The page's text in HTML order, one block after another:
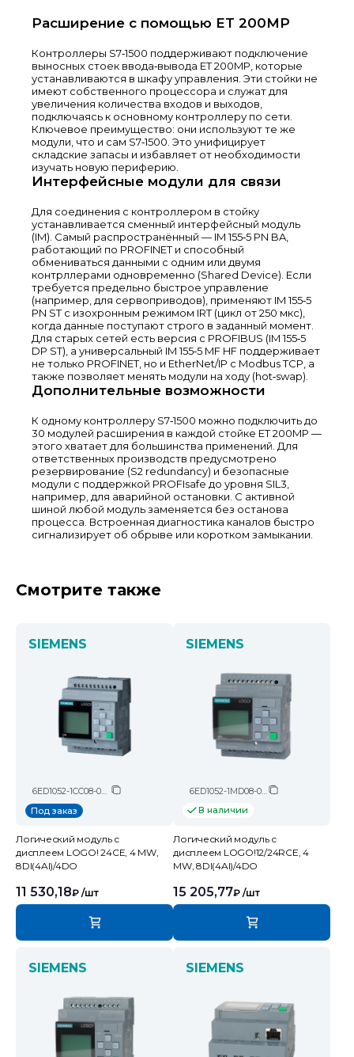
Расширение с помощью ET 200MP
Контроллеры S7‑1500 поддерживают подключение
выносных стоек ввода‑вывода ET 200MP, которые
устанавливаются в шкафу управления. Эти стойки не
имеют собственного процессора и служат для
увеличения количества входов и выходов,
подключаясь к основному контроллеру по сети.
Ключевое преимущество: они используют те же
модули, что и сам S7‑1500. Это унифицирует
складские запасы и избавляет от необходимости
изучать новую периферию.
Интерфейсные модули для связи
Для соединения с контроллером в стойку
устанавливается сменный интерфейсный модуль
(IM). Самый распространённый — IM 155‑5 PN BA,
работающий по PROFINET и способный
обмениваться данными с одним или двумя
контрллерами одновременно (Shared Device). Если
требуется предельно быстрое управление
(например, для сервоприводов), применяют IM 155‑5
PN ST с изохронным режимом IRT (цикл от 250 мкс),
когда данные поступают строго в заданный момент.
Для старых сетей есть версия с PROFIBUS (IM 155‑5
DP ST), а универсальный IM 155‑5 MF HF поддерживает
не только PROFINET, но и EtherNet/IP с Modbus TCP, а
также позволяет менять модули на ходу (hot‑swap).
Дополнительные возможности
К одному контроллеру S7‑1500 можно подключить до
30 модулей расширения в каждой стойке ET 200MP —
этого хватает для большинства применений. Для
ответственных производств предусмотрено
резервирование (S2 redundancy) и безопасные
модули с поддержкой PROFIsafe до уровня SIL3,
например, для аварийной остановки. С активной
шиной любой модуль заменяется без останова
процесса. Встроенная диагностика каналов быстро
сигнализирует об обрыве или коротком замыкании.
Смотрите также
SIEMENS
6ED1052-1CC08-0BA2
Под заказ
Логический модуль c
дисплеем LOGO! 24CE, 4 MW,
8DI(4AI)/4DO
11 530,18₽ /шт
SIEMENS
6ED1052-1MD08-0BA2
В наличии
Логический модуль c
дисплеем LOGO!12/24RCE, 4
MW, 8DI(4AI)/4DO
15 205,77₽ /шт
SIEMENS SIEMENS